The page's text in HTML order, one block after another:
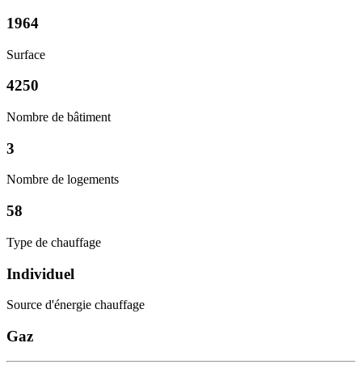
1964
Surface
4250
Nombre de bâtiment
3
Nombre de logements
58
Type de chauffage
Individuel
Source d'énergie chauffage
Gaz